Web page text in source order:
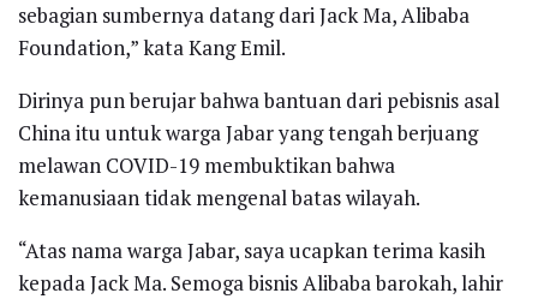
sebagian sumbernya datang dari Jack Ma, Alibaba
Foundation,” kata Kang Emil.
Dirinya pun berujar bahwa bantuan dari pebisnis asal
China itu untuk warga Jabar yang tengah berjuang
melawan COVID-19 membuktikan bahwa
kemanusiaan tidak mengenal batas wilayah.
“Atas nama warga Jabar, saya ucapkan terima kasih
kepada Jack Ma. Semoga bisnis Alibaba barokah, lahir